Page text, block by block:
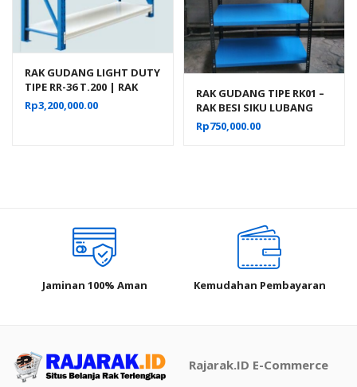
RAK GUDANG LIGHT DUTY
TIPE RR-36 T.200 | RAK
BESI SUSUN
Rp3,200,000.00
RAK GUDANG TIPE RK01 –
RAK BESI SIKU LUBANG
SUSUN SERBAGUNA
Rp750,000.00
Jaminan 100% Aman Kemudahan Pembayaran
Rajarak.ID E-Commerce